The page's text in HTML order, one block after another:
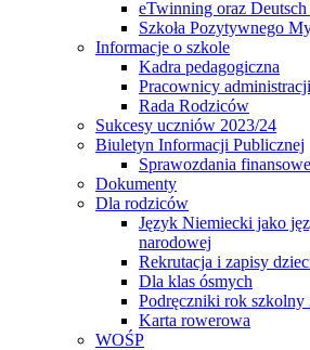
eTwinning oraz Deutsch
Szkoła Pozytywnego
Informacje o szkole
Kadra pedagogiczna
Pracownicy
Rada Rodziców
Sukcesy uczniów 2023/24
Biuletyn Informacji Publicznej
Sprawozdania finansowe
Dokumenty
Dla rodziców
Język Niemiecki jako
narodowej
Rekrutacja i zapisy
Dla klas ósmych
Podręczniki rok szkolny
Karta rowerowa
WOŚP